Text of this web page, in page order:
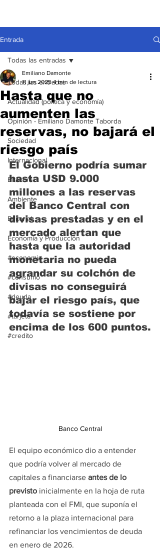
Entrada
Todas las entradas
Actualidad (política y economía)
Opinión - Emiliano Damonte Taborda
Sociedad
Internacional
Bitácora
Ambiente
Editorial
Economía y Producción
#economia
#consumo
#deuda
#tarjeta
#credito
Todas las entradas
Hasta que no
aumenten las
reservas, no bajará el
riesgo país
Emiliano Damonte
11 jun 2025 4 min de lectura
El Gobierno podría sumar
hasta USD 9.000
millones a las reservas
del Banco Central con
divisas prestadas y en el
mercado alertan que
hasta que la autoridad
monetaria no pueda
agrandar su colchón de
divisas no conseguirá
bajar el riesgo país, que
todavía se sostiene por
encima de los 600 puntos.
Banco Central
El equipo económico dio a entender
que podría volver al mercado de
capitales a financiarse antes de lo
previsto inicialmente en la hoja de ruta
planteada con el FMI, que suponía el
retorno a la plaza internacional para
refinanciar los vencimientos de deuda
en enero de 2026.